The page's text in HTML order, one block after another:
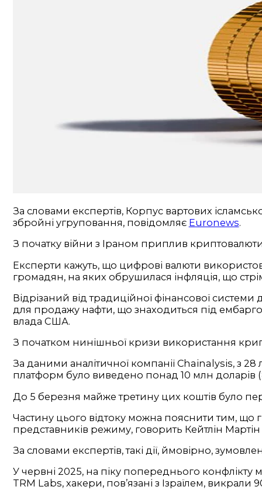
За словами експертів, Корпус вартових
збройні угруповання, повідомляє Euronews.
З початку війни з Іраном приплив криптовалюти
Експерти кажуть, що цифрові валюти
громадян, на яких обрушилася інфляція, що
Відрізаний від традиційної фінансової
для продажу нафти, що знаходиться під
влада США.
З початком нинішньої кризи використання
За даними аналітичної компанії Chainalysis, з
платформ було виведено понад 10 млн
До 5 березня майже третину цих коштів було
Частину цього відтоку можна пояснити тим, що
представників режиму, говорить Кейтлін
За словами експертів, такі дії, ймовірно,
У червні 2025, на піку попереднього
TRM Labs, хакери, пов’язані з Ізраїлем, викрали